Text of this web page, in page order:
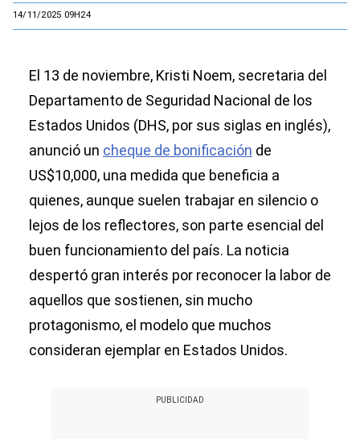
14/11/2025 09H24
El 13 de noviembre, Kristi Noem, secretaria del
Departamento de Seguridad Nacional de los
Estados Unidos (DHS, por sus siglas en inglés),
anunció un cheque de bonificación de
US$10,000, una medida que beneficia a
quienes, aunque suelen trabajar en silencio o
lejos de los reflectores, son parte esencial del
buen funcionamiento del país. La noticia
despertó gran interés por reconocer la labor de
aquellos que sostienen, sin mucho
protagonismo, el modelo que muchos
consideran ejemplar en Estados Unidos.